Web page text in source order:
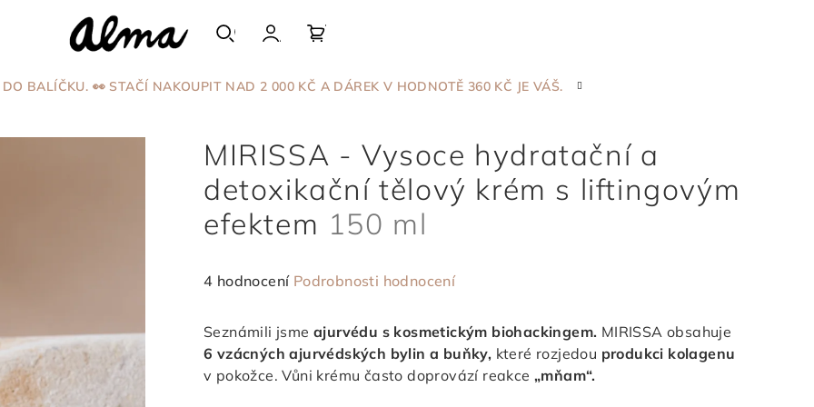
BALÍČKU. 👀 STAČÍ NAKOUPIT NAD 2 000 KČ A DÁREK V HODNOTĚ 360 KČ JE VÁŠ.
MIRISSA - VYSOCE HYDRATAČNÍ A DETOXIKAČNÍ TĚLOVÝ KRÉM S LIFTINGOVÝM EFEKTEM
MIRISSA - Vysoce hydratační a
detoxikační tělový krém s liftingovým
efektem 150 ml
Průměrné
produktu
je
4 hodnocení Podrobnosti hodnocení
Seznámili jsme ajurvédu s kosmetickým biohackingem. MIRISSA obsahuje
6 vzácných ajurvédských bylin a buňky, které rozjedou produkci kolagenu
v pokožce. Vůni krému často doprovází reakce „mňam“.